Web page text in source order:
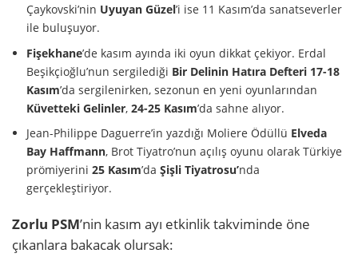
Çaykovski’nin Uyuyan Güzel’i ise 11 Kasım’da sanatseverler
ile buluşuyor.
Fişekhane’de kasım ayında iki oyun dikkat çekiyor. Erdal
Beşikçioğlu’nun sergilediği Bir Delinin Hatıra Defteri 17-18
Kasım’da sergilenirken, sezonun en yeni oyunlarından
Küvetteki Gelinler,24-25 Kasım’da sahne alıyor.
Jean-Philippe Daguerre’in yazdığı Moliere Ödüllü Elveda
Bay Haffmann, Brot Tiyatro’nun açılış oyunu olarak Türkiye
prömiyerini25 Kasım’da Şişli Tiyatrosu’nda
gerçekleştiriyor.
Zorlu PSM’nin kasım ayı etkinlik takviminde öne
çıkanlara bakacak olursak: